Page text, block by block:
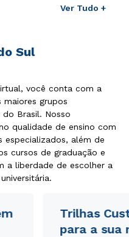
Ver Tudo +
Sul
você conta com a
grupos
do Brasil. Nosso
qualidade de ensino com
especializados, além de
cursos de graduação e
a liberdade de escolher a
Trilhas
para a sua